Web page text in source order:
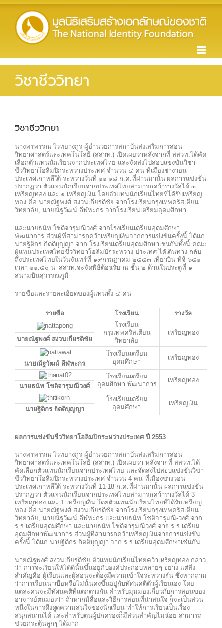
Skip
content
วิชาชีววิทยา
วิชาชีววิทยา
นางพรพรรณ ไวทยางกูร ผู้อํานวยการสถาบันส่งเสริมการสอน
วิทยาศาสตร์และเทคโนโลยี (สสวท.) เปิดเผยว่าหลังจากที่ สสวท.ได้คัด
เลือกตัวแทนนักเรียนจากประเทศไทย และจัดส่งไปสอบแข่งขันวิชา
ชีววิทยาโอลิมปิกระหว่างประเทศ จํานวน ๔ คน ที่เมืองชางวอน
ประเทศเกาหลีใต้ ระหว่างวันที่ ๑๑-๑๘ ก.ค.ที่ผ่านมานั้น ผลการแข่งขัน
ปรากฏว่า ตัวแทนนักเรียนจากประเทศไทยสามารถคว้ารางวัลได้ ๓
เหรียญทอง และ ๑ เหรียญเงิน โดยตัวแทนนักเรียนไทยที่ได้รับเหรียญ
ทอง คือ นายณัฐพงศ์ สงวนเกียรติชัย จากโรงเรียนกรุงเทพคริสเตียน
วิทยาลัย, นายณัฐวัฒน์ ลีฬหะกร จากโรงเรียนเตรียมอุดมศึกษา
และนายธนัท โชติจารุมณีวงศ์ จากโรงเรียนเตรียมอุดมศึกษา
พัฒนาการ ส่วนผู้ที่สามารถคว้าเหรียญเงินจากการแข่งขันครั้งนี้ ได้แก่
นายฐิติกร กิตติบุญญา จาก โรงเรียนเตรียมอุดมศึกษาเช่นกันทั้งนี้ คณะ
ผู้แทนประเทศไทยชีววิทยาโอลิมปิกระหว่าง ประเทศ ได้เดินทาง กลับ
ถึงประเทศไทยในวันจันทร์ที่ ๑๙กรกฎาคม ๒๕๕๓ เที่ยวบิน ทีจี ๖๕๑
เวลา ๑๑.๕๐ น. สสวท.จะจัดพิธีต้อนรับ ณ ชั้น ๒ ด้านในประตูที่ ๑
สนามบินสุวรรณภูมิ
รายชื่อและรายละเอียดของผู้แทนทั้ง ๔ คน
รายชื่อ โรงเรียน
รางวัล
โรงเรียน
กรุงเทพคริสเตียน
วิทยาลัย
เหรียญทอง
นายณัฐพงศ์ สงวนเกียรติชัย
โรงเรียนเตรียม
อุดมศึกษา
เหรียญทอง
นายณัฐวัฒน์ ลีฬหะกร
โรงเรียนเตรียม
อุดมศึกษา พัฒนาการ
เหรียญทอง
นายธนัท โชติจารุมณีวงศ์
โรงเรียนเตรียม
อุดมศึกษา
เหรียญเงิน
นายฐิติกร กิตติบุญญา
ผลการแข่งขันชีววิทยาโอลิมปิกระหว่างประเทศ ปี 2553
นางพรพรรณ ไวทยางกูร ผู้อำนวยการสถาบันส่งเสริมการสอน
วิทยาศาสตร์และเทคโนโลยี (สสวท.) เปิดเผยว่า หลังจากที่ สสวท.ได้
คัดเลือกตัวแทนนักเรียนจากประเทศไทย และจัดส่งไปสอบแข่งขันวิชา
ชีววิทยาโอลิมปิกระหว่างประเทศ จำนวน 4 คน ที่เมืองชางวอน
ประเทศเกาหลีใต้ ระหว่างวันที่ 11-18 ก.ค.ที่ผ่านมานั้น ผลการแข่งขัน
ปรากฏว่า ตัวแทนนักเรียนจากประเทศไทยสามารถคว้ารางวัลได้ 3
เหรียญทอง และ 1 เหรียญเงิน โดยตัวแทนนักเรียนไทยที่ได้รับเหรียญ
ทอง คือ นายณัฐพงศ์ สงวนเกียรติชัย จากโรงเรียนกรุงเทพคริสเตียน
วิทยาลัย, นายณัฐวัฒน์ ลีฬหะกร และนายธนัท โชติจารุมณี-วงศ์ จาก
ร.ร เตรียมอุดมศึกษา และนายธนัท โชติจารุมณีวงศ์ จาก ร.ร.เตรียม
อุดมศึกษาพัฒนาการ ส่วนผู้ที่สามารถคว้าเหรียญเงินจากการแข่งขัน
ครั้งนี้ ได้แก่ นายฐิติกร กิตติบุญญา จาก ร.ร.เตรียมอุดมศึกษาเช่นกัน
นายณัฐพงศ์ สงวนเกียรติชัย ตัวแทนนักเรียนไทยคว้าเหรียญทอง กล่าว
ว่า การจะเรียนให้ได้ดีนั้นขึ้นอยู่กับองค์ประกอบหลายๆ อย่าง แต่สิ่ง
สำคัญคือ ผู้เรียนและผู้สอนจะต้องมีความเข้าใจระหว่างกัน ซึ่งหากถาม
ว่าการเรียนน่าเบื่อหรือไม่นั้นคงขึ้นอยู่กับทัศนคติตัวผู้เรียนเอง โดย
แต่ละคนจะมีทัศนคติที่แตกต่างกัน สำหรับมุมมองเกี่ยวกับการสอนของ
อาจารย์ตนมองว่า ถ้าหากมีสื่อและวิธีการสอนที่น่าสนใจ ก็จะเป็นส่วน
หนึ่งในการดึงดูดความสนใจของนักเรียน ทำให้การเรียนเป็นเรื่อง
สนุกสนานได้ และสำหรับตนผู้ปกครองก็มีส่วนสำคัญไม่น้อย สามารถ
ช่วยกระตุ้นลูกๆ ได้มาก